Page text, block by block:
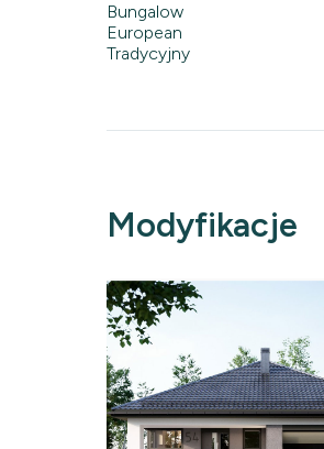
Bungalow
European
Tradycyjny
Modyfikacje